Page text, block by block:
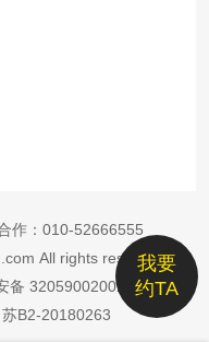
我要
约TA
作： 010-52666555
All rights reserved
备 32059002002885号
B2-20180263